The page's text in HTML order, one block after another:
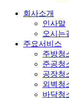
회사소개
인사말
오시는
주요서비스
주방청
준공청
공장청
외벽청
바닥청